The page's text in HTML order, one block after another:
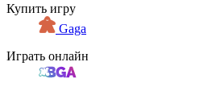
Купить игру
Gaga
Играть онлайн